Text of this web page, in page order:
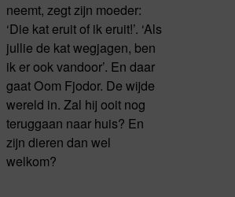
neemt, zegt zijn moeder:
‘Die kat eruit of ik eruit!’. ‘Als
jullie de kat wegjagen, ben
ik er ook vandoor’. En daar
gaat Oom Fjodor. De wijde
wereld in. Zal hij ooit nog
teruggaan naar huis? En
zijn dieren dan wel
welkom?